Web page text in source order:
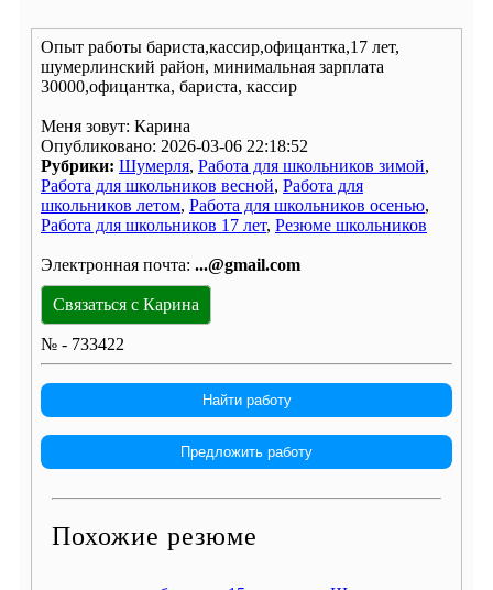
Опыт работы бариста,кассир,офицантка,17 лет,
шумерлинский район, минимальная зарплата
30000,офицантка, бариста, кассир
Меня зовут: Карина
Опубликовано: 2026-03-06 22:18:52
Рубрики: Шумерля, Работа для школьников зимой,
Работа для школьников весной, Работа для
школьников летом, Работа для школьников осенью,
Работа для школьников 17 лет, Резюме школьников
Электронная почта: ...@gmail.com
Связаться с Карина
№ - 733422
Найти работу
Предложить работу
Похожие резюме